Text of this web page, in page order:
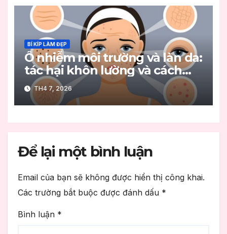
BÍ KÍP LÀM ĐẸP
Ô nhiễm môi trường và làn da:
tác hại khôn lường và cách
bảo vệ hiệu quả
TH4 7, 2026
Để lại một bình luận
Email của bạn sẽ không được hiển thị công khai.
Các trường bắt buộc được đánh dấu *
Bình luận *